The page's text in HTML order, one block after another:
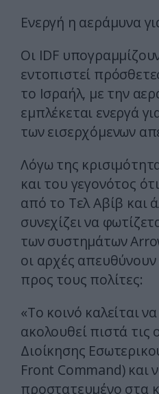
Ενεργή η αεράμυνα
Οι IDF
εντοπιστεί
το Ισραήλ, με την
εμπλέκεται ενεργά
των εισερχόμενων
Λόγω της
και του γεγονότος
από το Τελ Αβίβ και
συνεχίζει να
των συστημάτων
οι αρχές
προς τους πολίτες:
«Το κοινό καλείται
ακολουθεί πιστά τις
Διοίκησης
Front Command) και
προστατευμένο στα